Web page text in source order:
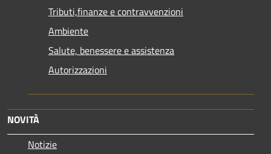
Tributi,finanze e contravvenzioni
Ambiente
Salute, benessere e assistenza
Autorizzazioni
NOVITÀ
Notizie